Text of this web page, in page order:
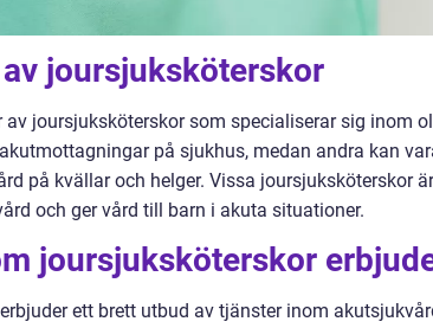
joursjuksköterskor
av joursjuksköterskor som specialiserar sig inom
på sjukhus, medan andra kan
på kvällar och helger. Vissa joursjuksköterskor
och ger vård till barn i akuta situationer.
joursjuksköterskor
ett brett utbud av tjänster inom